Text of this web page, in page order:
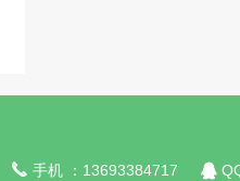
 手机 ：13693384717 